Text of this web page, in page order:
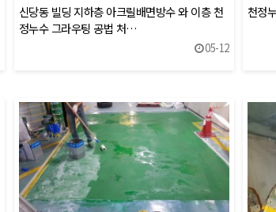
신당동 빌딩 지하층 아크릴배면방수 와 이층 천
정누수 그라우팅 공법 처…
05-12
천정